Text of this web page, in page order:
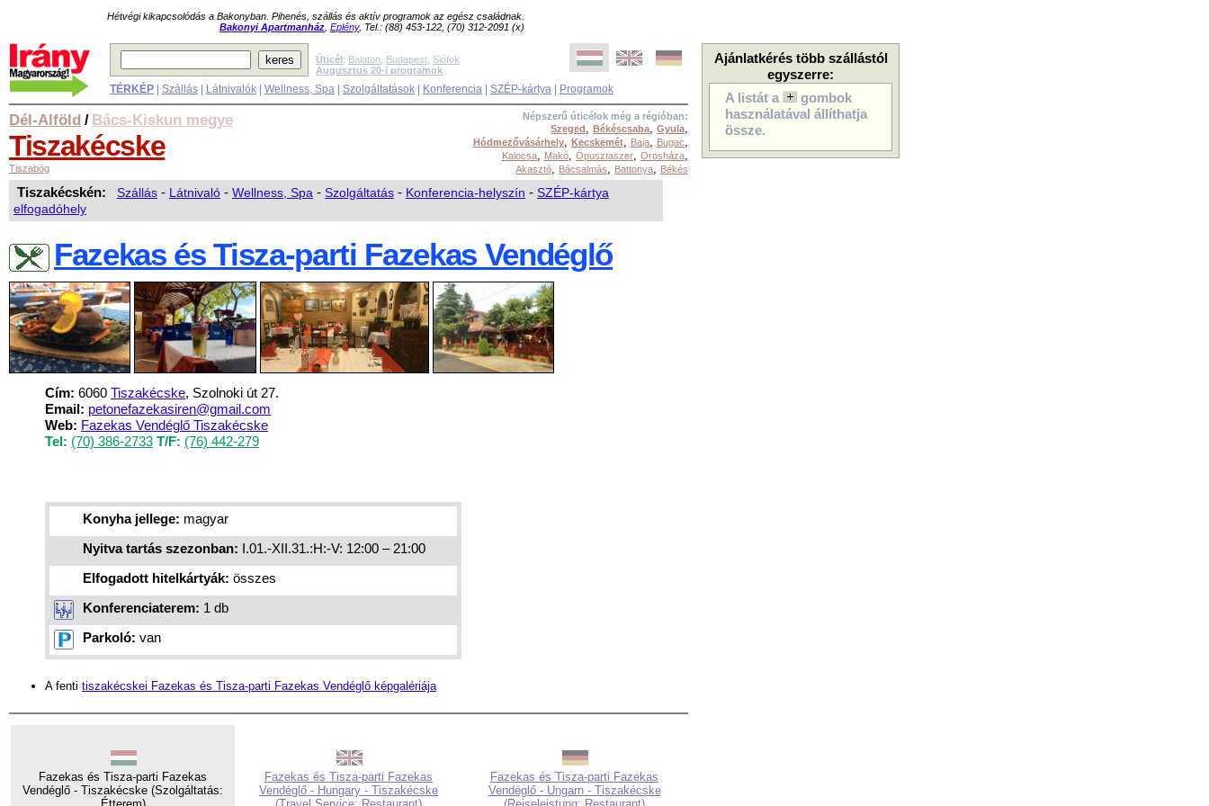
Hétvégi kikapcsolódás a Bakonyban. Pihenés, szállás és aktív programok az egész családnak.
Bakonyi Apartmanház Eplény, Tel.: (88) 453-122, (70) 312-2091 (x)
Ajánlatkérés több szállástól
egyszerre:
A listát a
gombok
használatával állíthatja
össze.
Úticél: Balaton Budapest Siófok
Augusztus 20-i programok
TÉRKÉP Szállás Látnivalók Wellness, Spa Szolgáltatások Konferencia SZÉP-kártya Programok
Népszerű úticélok még a régióban:
Szeged, Békéscsaba, Gyula,
Hódmezővásárhely, Kecskemét, Baja, Bugac,
Kalocsa, Makó, Ópusztaszer, Orosháza,
Akasztó, Bácsalmás, Battonya, Békés
Dél-Alföld / Bács-Kiskun megye
Tiszakécske
Tiszabög
Tiszakécskén: Szállás - Látnivaló - Wellness, Spa - Szolgáltatás - Konferencia-helyszín - SZÉP-kártya
elfogadóhely
Fazekas és Tisza-parti Fazekas Vendéglő
Cím: 6060 Tiszakécske, Szolnoki út 27.
Email: petonefazekasiren@gmail.com
Web: Fazekas Vendéglő Tiszakécske
Tel: (70) 386-2733 T/F: (76) 442-279
Konyha jellege: magyar
Nyitva tartás szezonban: I.01.-XII.31.:H:-V: 12:00 – 21:00
Elfogadott hitelkártyák: összes
Konferenciaterem: 1 db
Parkoló: van
A fenti tiszakécskei Fazekas és Tisza-parti Fazekas Vendéglő képgalériája
Fazekas és Tisza-parti Fazekas
Vendéglő - Tiszakécske (Szolgáltatás:
Fazekas és Tisza-parti Fazekas
Vendéglő - Hungary - Tiszakécske
Fazekas és Tisza-parti Fazekas
Vendéglő - Ungarn - Tiszakécske